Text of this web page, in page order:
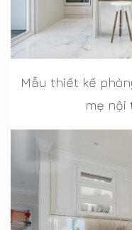
Mẫu thiết kế
mẹ nội